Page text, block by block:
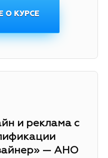
О КУРСЕ
и реклама с
— АНО